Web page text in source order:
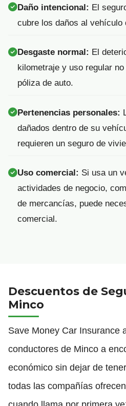
Daño intencional: El
cubre los daños al vehículo
Desgaste normal: El
kilometraje y uso regular
póliza de auto.
Pertenencias personales:
dañados dentro de su
requieren un seguro de
Uso comercial: Si usa un
actividades de negocio,
de mercancías, puede
comercial.
Descuentos de
Minco
Save Money Car Insurance
conductores de Minco a
económico sin dejar de
todas las compañías